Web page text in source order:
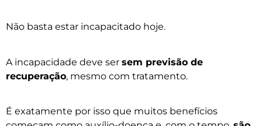
Não basta estar incapacitado hoje.
A incapacidade deve ser sem previsão de
recuperação, mesmo com tratamento.
É exatamente por isso que muitos benefícios